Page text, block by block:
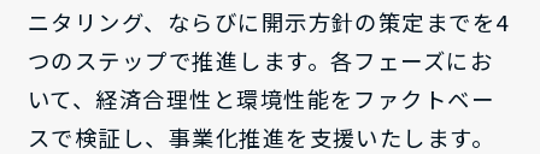
ニタリング、ならびに開示方針の策定までを4
つのステップで推進します。各フェーズにお
いて、経済合理性と環境性能をファクトベー
スで検証し、事業化推進を支援いたします。